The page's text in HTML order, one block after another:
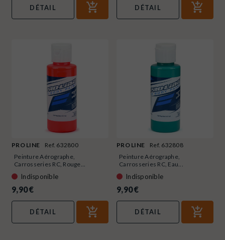
DÉTAIL DÉTAIL
PRO LINE
Ref. 632800
Peinture Aérographe,
Carrosseries RC, Rouge...
Indisponible
9,90 €
DÉTAIL
PRO LINE
Ref. 632808
Peinture Aérographe,
Carrosseries RC, Eau...
Indisponible
9,90 €
DÉTAIL